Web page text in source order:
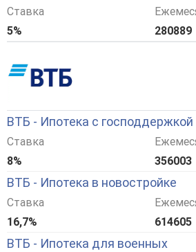
Ставка
5%
280889
ВТБ - Ипотека с господдержкой
Ставка
8%
356003
ВТБ - Ипотека в новостройке
Ставка
16,7%
614605
ВТБ - Ипотека для военных